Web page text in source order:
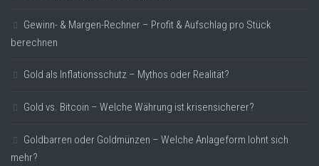
Gewinn- & Margen-Rechner – Profit & Aufschlag pro Stück
berechnen
Gold als Inflationsschutz – Mythos oder Realität?
Gold vs. Bitcoin – Welche Währung ist krisensicherer?
Goldbarren oder Goldmünzen – Welche Anlageform lohnt sich
mehr?